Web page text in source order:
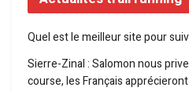
Quel est le meilleur site pour
Sierre-Zinal : Salomon nous
course, les Français apprécieront